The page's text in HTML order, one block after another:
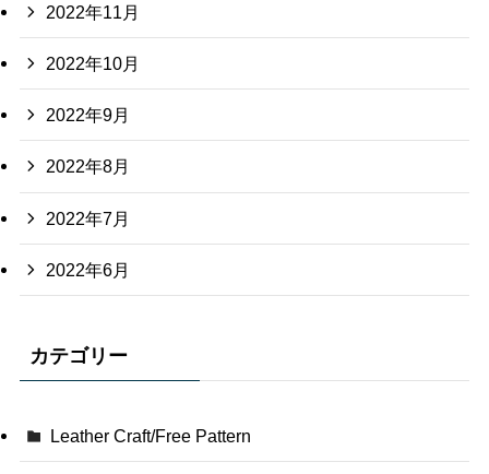
2022年11月
2022年10月
2022年9月
2022年8月
2022年7月
2022年6月
カテゴリー
Leather Craft/Free Pattern